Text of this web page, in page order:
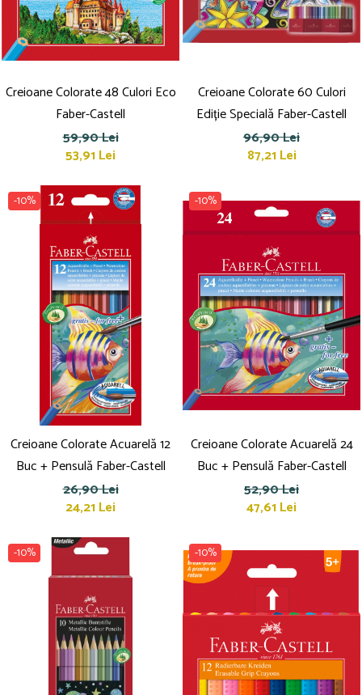
Plastilină
Tempera și Guașe
Tăiere și lipire
Foarfeci
Creioane Colorate 48 Culori Eco
Faber-Castell
59,90 Lei
53,91 Lei
Creioane Colorate 60 Culori
Ediție Specială Faber-Castell
96,90 Lei
87,21 Lei
-10%
Creioane Colorate Acuarelă 12
Buc + Pensulă Faber-Castell
26,90 Lei
24,21 Lei
-10%
Creioane Colorate Acuarelă 24
Buc + Pensulă Faber-Castell
52,90 Lei
47,61 Lei
-10% -10%